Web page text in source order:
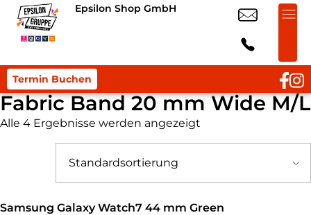
Epsilon Shop GmbH
Termin Buchen
Fabric Band 20 mm Wide M/L
Alle 4 Ergebnisse werden angezeigt
Samsung Galaxy Watch7 44 mm Green